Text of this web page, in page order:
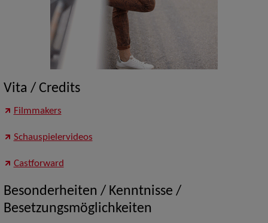
Vita / Credits
Filmmakers
Schauspielervideos
Castforward
Besonderheiten / Kenntnisse /
Besetzungsmöglichkeiten